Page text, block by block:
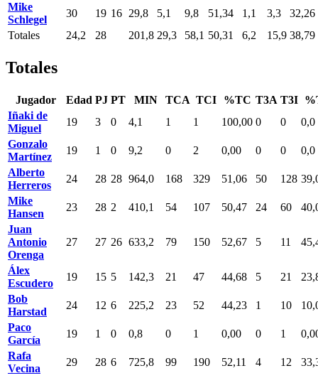
Mike
Schlegel
30 19 16 29,8 5,1 9,8 51,34 1,1 3,3
32,26
Totales
24,2 28 201,8 29,3 58,1 50,31 6,2 15,9 38,79
Totales
Jugador Edad PJ PT MIN TCA TCI %TC T3A T3I
Iñaki de
Miguel
19 3 0 4,1 1 1 100,00 0 0
0,0
Gonzalo
Martínez
19 1 0 9,2 0 2 0,00 0 0
0,0
Alberto
Herreros
24 28 28 964,0 168 329 51,06 50 128
Mike
Hansen
23 28 2 410,1 54 107 50,47 24 60
Juan
Antonio
Orenga
27 27 26 633,2 79 150 52,67 5 11
Álex
Escudero
19 15 5 142,3 21 47 44,68 5 21
Bob
Harstad
24 12 6 225,2 23 52 44,23 1 10
Paco
García
19 1 0 0,8 0 1 0,00 0 1
Rafa
Vecina
29 28 6 725,8 99 190 52,11 4 12